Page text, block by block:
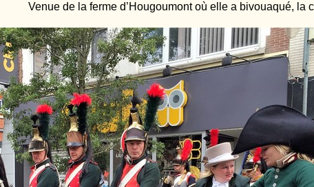
Venue de la ferme d’Hougoumont où elle a bivouaqué,